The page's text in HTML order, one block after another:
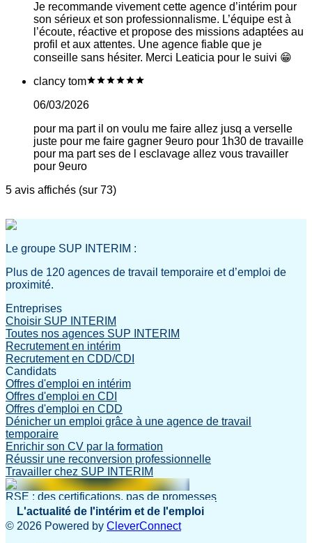
Je recommande vivement cette agence d’intérim pour
son sérieux et son professionnalisme. L’équipe est à
l’écoute, réactive et propose des missions adaptées au
profil et aux attentes. Une agence fiable que je
conseille sans hésiter. Merci Leaticia pour le suivi 😁
clancy tom
06/03/2026
pour ma part il on voulu me faire allez jusq a verselle
juste pour me faire gagner 9euro pour 1h30 de travaille
pour ma part ses de l esclavage allez vous travailler
pour 9euro
5 avis affichés (sur 73)
Le groupe SUP INTERIM :
Plus de 120 agences de travail temporaire et d’emploi de
proximité.
Entreprises
Choisir SUP INTERIM
Toutes nos agences SUP INTERIM
Recrutement en intérim
Recrutement en CDD/CDI
Candidats
Offres d'emploi en intérim
Offres d'emploi en CDI
Offres d'emploi en CDD
Dénicher un emploi grâce à une agence de travail
temporaire
Enrichir son CV par la formation
Réussir une reconversion professionnelle
Travailler chez SUP INTERIM
RSE : des certifications, pas de promesses
L'actualité de l'intérim et de l'emploi
© 2026 Powered by CleverConnect